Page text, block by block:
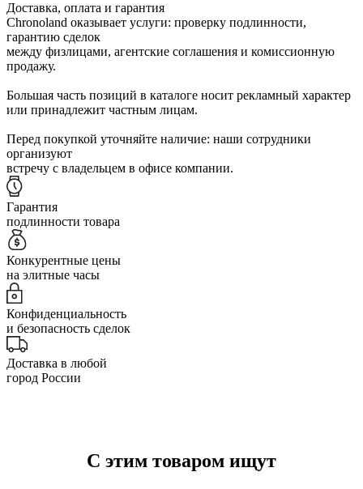
Доставка, оплата и гарантия
Chronoland оказывает услуги: проверку подлинности,
гарантию сделок
между физлицами, агентские соглашения и комиссионную
продажу.
Большая часть позиций в каталоге носит рекламный характер
или принадлежит частным лицам.
Перед покупкой уточняйте наличие: наши сотрудники
организуют
встречу с владельцем в офисе компании.
Гарантия
подлинности товара
Конкурентные цены
на элитные часы
Конфиденциальность
и безопасность сделок
Доставка в любой
город России
С этим товаром ищут